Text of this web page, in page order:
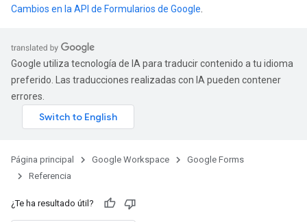
Cambios en la API de Formularios de Google
Google utiliza tecnología de IA para traducir contenido a tu idioma
preferido. Las traducciones realizadas con IA pueden contener
errores.
Página principal Google Workspace
Google Forms
Referencia
¿Te ha resultado útil?